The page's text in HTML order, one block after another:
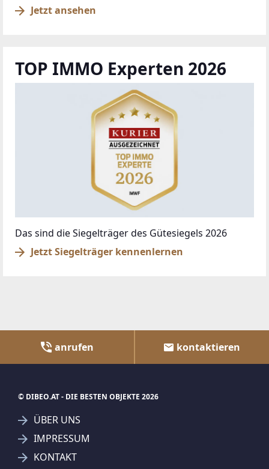
Jetzt ansehen
TOP IMMO Experten 2026
Das sind die Siegelträger des Gütesiegels 2026
Jetzt Siegelträger kennenlernen
anrufen kontaktieren
© DIBEO.AT - DIE BESTEN OBJEKTE 2026
ÜBER UNS
IMPRESSUM
KONTAKT